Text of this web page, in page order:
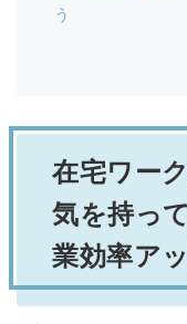
う
在宅ワー
気を持っ
業効率ア